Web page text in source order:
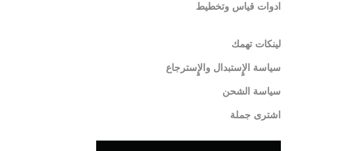
ادوات قياس وتخطيط
لينكات تهمك
سياسة الإٍستبدال والإٍسترجاع
سياسة الشحن
اشترى جملة